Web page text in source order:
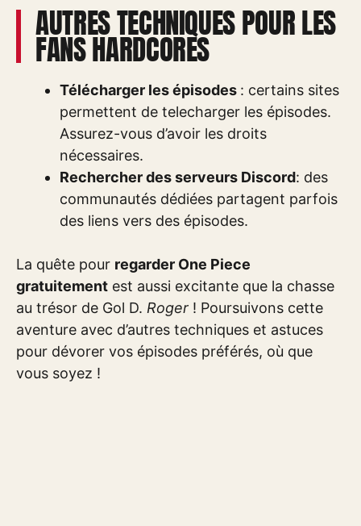
AUTRES TECHNIQUES POUR LES
FANS HARDCORES
Télécharger les épisodes : certains sites
permettent de telecharger les épisodes.
Assurez-vous d’avoir les droits
nécessaires.
Rechercher des serveurs Discord: des
communautés dédiées partagent parfois
des liens vers des épisodes.
La quête pour regarder One Piece
gratuitement est aussi excitante que la chasse
au trésor de Gol D. Roger ! Poursuivons cette
aventure avec d’autres techniques et astuces
pour dévorer vos épisodes préférés, où que
vous soyez !